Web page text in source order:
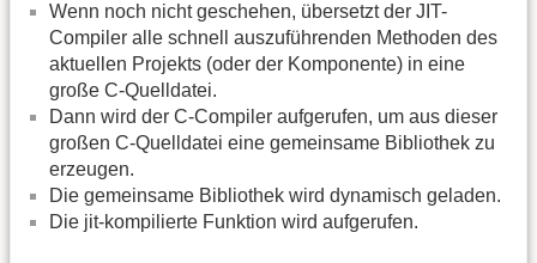
Wenn noch nicht geschehen, übersetzt der JIT-
Compiler alle schnell auszuführenden Methoden des
aktuellen Projekts (oder der Komponente) in eine
große C-Quelldatei.
Dann wird der C-Compiler aufgerufen, um aus dieser
großen C-Quelldatei eine gemeinsame Bibliothek zu
erzeugen.
Die gemeinsame Bibliothek wird dynamisch geladen.
Die jit-kompilierte Funktion wird aufgerufen.